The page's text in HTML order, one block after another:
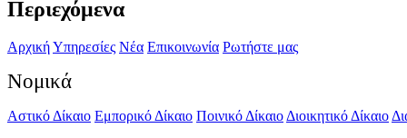
Περιεχόμενα
ΑρχικήΥπηρεσίες Νέα Επικοινωνία Ρωτήστε μας
Νομικά
Αστικό Δίκαιο Εμπορικό Δίκαιο Ποινικό Δίκαιο Διοικητικό Δίκαιο